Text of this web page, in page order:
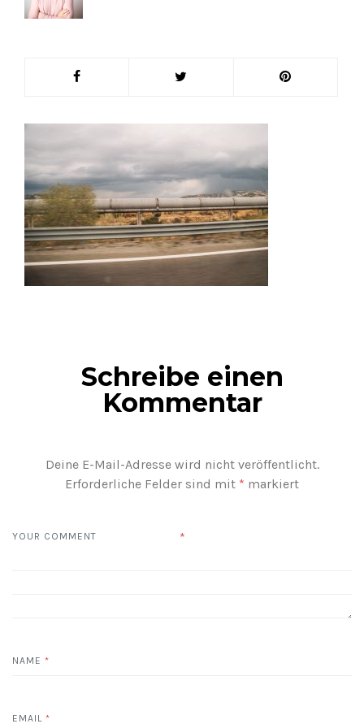
Schreibe einen
Kommentar
Deine E-Mail-Adresse wird nicht veröffentlicht.
Erforderliche Felder sind mit * markiert
YOUR COMMENT *
NAME *
EMAIL *